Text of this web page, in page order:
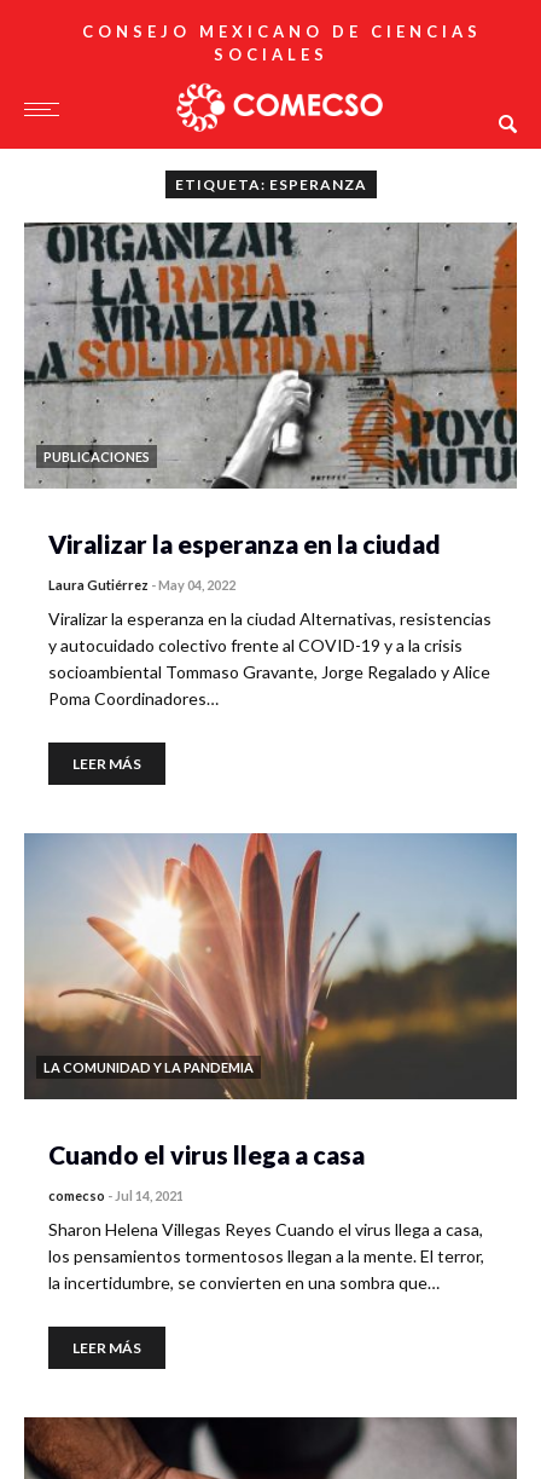
CONSEJO MEXICANO DE CIENCIAS
SOCIALES
ETIQUETA: ESPERANZA
PUBLICACIONES
Viralizar la esperanza en la ciudad
Laura Gutiérrez -May 04, 2022
Viralizar la esperanza en la ciudad Alternativas, resistencias
y autocuidado colectivo frente al COVID-19 y a la crisis
socioambiental Tommaso Gravante, Jorge Regalado y Alice
Poma Coordinadores…
LEER MÁS
LA COMUNIDAD Y LA PANDEMIA
Cuando el virus llega a casa
comecso - Jul 14, 2021
Sharon Helena Villegas Reyes Cuando el virus llega a casa,
los pensamientos tormentosos llegan a la mente. El terror,
la incertidumbre, se convierten en una sombra que…
LEER MÁS